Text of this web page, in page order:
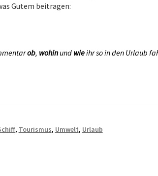
Gutem beitragen:
ob, wohinund wieihr so in den Urlaub
, Tourismus, Umwelt, Urlaub